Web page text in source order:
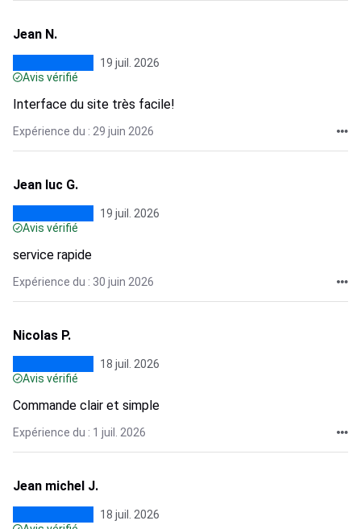
Jean N.
19 juil. 2026
Avis vérifié
Interface du site très facile!
Expérience du : 29 juin 2026
Jean luc G.
19 juil. 2026
Avis vérifié
service rapide
Expérience du : 30 juin 2026
Nicolas P.
18 juil. 2026
Avis vérifié
Commande clair et simple
Expérience du : 1 juil. 2026
Jean michel J.
18 juil. 2026